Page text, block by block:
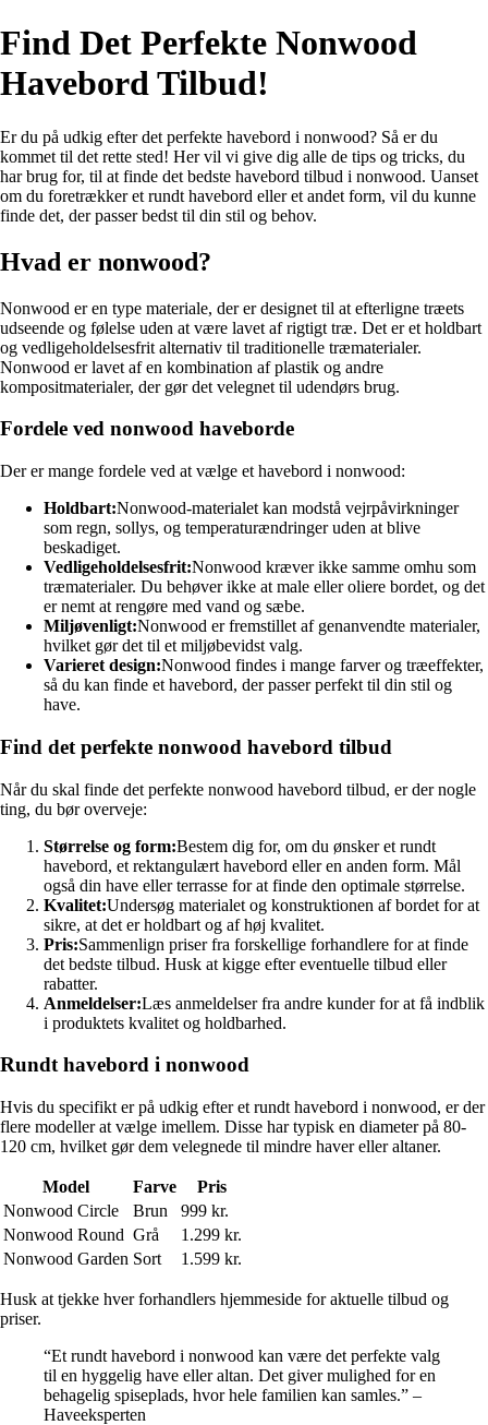
Find Det Perfekte Nonwood
Havebord Tilbud!
Er du på udkig efter det perfekte havebord i nonwood? Så er du
kommet til det rette sted! Her vil vi give dig alle de tips og tricks, du
har brug for, til at finde det bedste havebord tilbud i nonwood. Uanset
om du foretrækker et rundt havebord eller et andet form, vil du kunne
finde det, der passer bedst til din stil og behov.
Hvad er nonwood?
Nonwood er en type materiale, der er designet til at efterligne træets
udseende og følelse uden at være lavet af rigtigt træ. Det er et holdbart
og vedligeholdelsesfrit alternativ til traditionelle træmaterialer.
Nonwood er lavet af en kombination af plastik og andre
kompositmaterialer, der gør det velegnet til udendørs brug.
Fordele ved nonwood haveborde
Der er mange fordele ved at vælge et havebord i nonwood:
Holdbart:Nonwood-materialet kan modstå vejrpåvirkninger
som regn, sollys, og temperaturændringer uden at blive
beskadiget.
Vedligeholdelsesfrit:Nonwood kræver ikke samme omhu som
træmaterialer. Du behøver ikke at male eller oliere bordet, og det
er nemt at rengøre med vand og sæbe.
Miljøvenligt:Nonwood er fremstillet af genanvendte materialer,
hvilket gør det til et miljøbevidst valg.
Varieret design:Nonwood findes i mange farver og træeffekter,
så du kan finde et havebord, der passer perfekt til din stil og
have.
Find det perfekte nonwood havebord tilbud
Når du skal finde det perfekte nonwood havebord tilbud, er der nogle
ting, du bør overveje:
Størrelse og form:Bestem dig for, om du ønsker et rundt
havebord, et rektangulært havebord eller en anden form. Mål
også din have eller terrasse for at finde den optimale størrelse.
Kvalitet:Undersøg materialet og konstruktionen af bordet for at
sikre, at det er holdbart og af høj kvalitet.
Pris:Sammenlign priser fra forskellige forhandlere for at finde
det bedste tilbud. Husk at kigge efter eventuelle tilbud eller
rabatter.
Anmeldelser:Læs anmeldelser fra andre kunder for at få indblik
i produktets kvalitet og holdbarhed.
Rundt havebord i nonwood
Hvis du specifikt er på udkig efter et rundt havebord i nonwood, er der
flere modeller at vælge imellem. Disse har typisk en diameter på 80-
120 cm, hvilket gør dem velegnede til mindre haver eller altaner.
Model Farve
Pris
Nonwood Circle
Brun
999 kr.
Nonwood Round Grå
1.299 kr.
Nonwood Garden Sort 1.599 kr.
Husk at tjekke hver forhandlers hjemmeside for aktuelle tilbud og
priser.
“Et rundt havebord i nonwood kan være det perfekte valg
til en hyggelig have eller altan. Det giver mulighed for en
behagelig spiseplads, hvor hele familien kan samles.” –
Haveeksperten